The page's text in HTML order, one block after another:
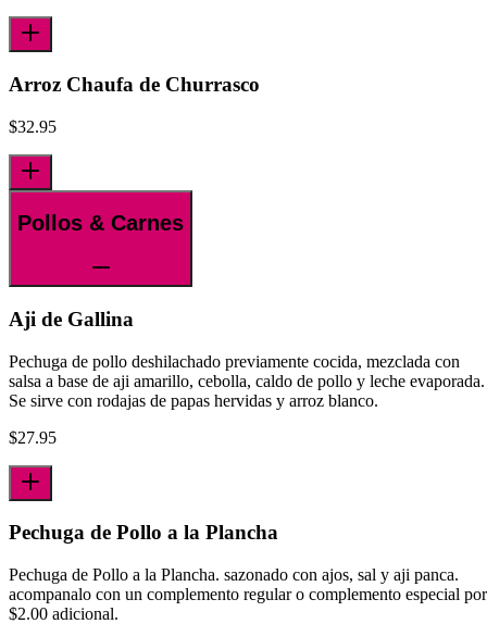
Arroz Chaufa de Churrasco
$32.95
Pollos & Carnes
Aji de Gallina
Pechuga de pollo deshilachado previamente cocida, mezclada con
salsa a base de aji­ amarillo, cebolla, caldo de pollo y leche evaporada.
Se sirve con rodajas de papas hervidas y arroz blanco.
$27.95
Pechuga de Pollo a la Plancha
Pechuga de Pollo a la Plancha. sazonado con ajos, sal y aji panca.
acompanalo con un complemento regular o complemento especial por
$2.00 adicional.